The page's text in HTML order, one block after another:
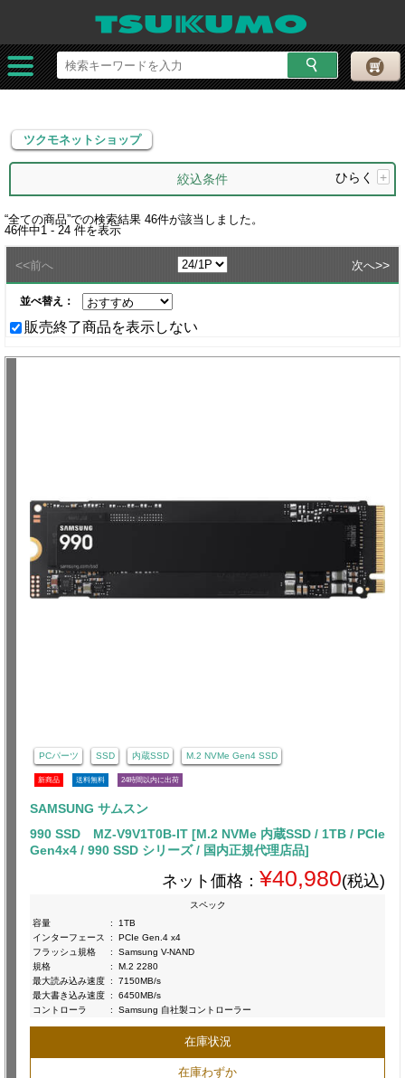
ツクモネットショップ
ツクモネットショップ
絞込条件 ひらく +
“全ての商品”での検索結果 46件が該当しました。
46件中1 - 24 件を表示
<<前へ 次へ>>
並べ替え：
販売終了商品を表示しない
PCパーツ SSD 内蔵SSD M.2 NVMe Gen4 SSD
新商品 送料無料 24時間以内に出荷
SAMSUNG サムスン
990 SSD MZ-V9V1T0B-IT [M.2 NVMe 内蔵SSD / 1TB / PCIe
Gen4x4 / 990 SSD シリーズ / 国内正規代理店品]
ネット価格： ¥40,980(税込)
スペック
容量
:
1TB
インターフェース
:
PCIe Gen.4 x4
フラッシュ規格
:
Samsung V-NAND
規格
:
M.2 2280
最大読み込み速度 :
7150MB/s
最大書き込み速度 :
6450MB/s
コントローラ
: Samsung 自社製コントローラー
在庫状況
在庫わずか